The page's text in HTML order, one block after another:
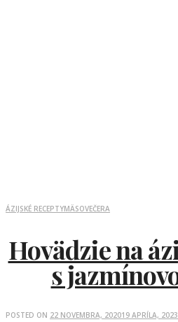
ÁZIJSKÉ RECEPTYMÄSOVEČERA
Hovädzie na
s
POSTED ON 22 NOVEMBRA, 202019 APRÍLA, 2023